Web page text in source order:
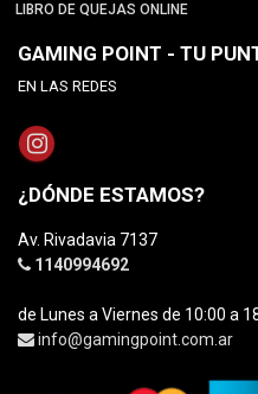
LIBRO DE QUEJAS ONLINE
GAMING POINT - TU
EN LAS REDES
¿DÓNDE ESTAMOS?
Av. Rivadavia 7137
1140994692
de Lunes a Viernes de 10:00 a
info@gamingpoint.com.ar